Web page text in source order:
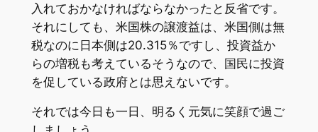
入れておかなければならなかったと反省です。
それにしても、米国株の譲渡益は、米国側は無
税なのに日本側は20.315％ですし、投資益か
らの増税も考えているそうなので、国民に投資
を促している政府とは思えないです。
それでは今日も一日、明るく元気に笑顔で過ご